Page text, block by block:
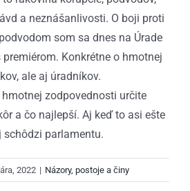
a neznášanlivosti. O boji proti
som sa dnes na Úrade
Konkrétne o hmotnej
ale aj úradníkov.
zodpovednosti určite
a čo najlepší. Aj keď to asi ešte
schôdzi parlamentu.
2022 | Názory, postoje a činy